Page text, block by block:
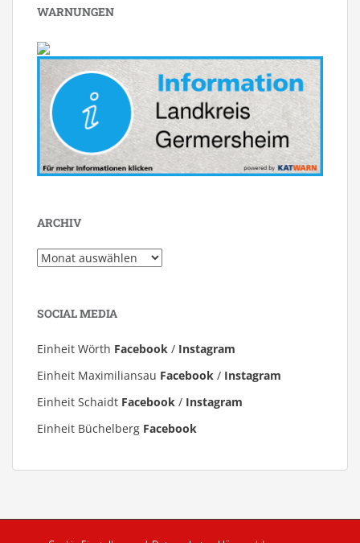
WARNUNGEN
ARCHIV
Archiv
SOCIAL MEDIA
Einheit Wörth Facebook / Instagram
Einheit Maximiliansau Facebook / Instagram
Einheit Schaidt Facebook / Instagram
Einheit Büchelberg Facebook